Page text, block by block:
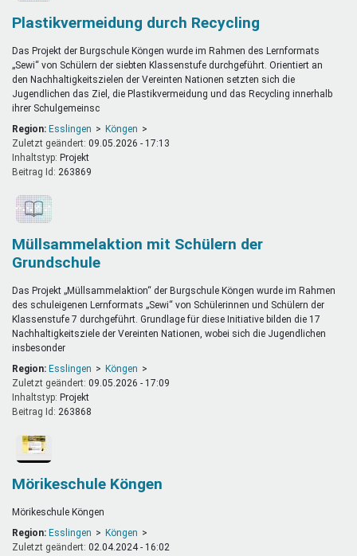
Plastikvermeidung durch Recycling
Das Projekt der Burgschule Köngen wurde im Rahmen des Lernformats
„Sewi“ von Schülern der siebten Klassenstufe durchgeführt. Orientiert an
den Nachhaltigkeitszielen der Vereinten Nationen setzten sich die
Jugendlichen das Ziel, die Plastikvermeidung und das Recycling innerhalb
ihrer Schulgemeinsc
Region: Esslingen
Köngen
Zuletzt geändert: 09.05.2026 - 17:13
Inhaltstyp:
projekt
Beitrag Id: 263869
Müllsammelaktion mit Schülern der
Grundschule
Das Projekt „Müllsammelaktion“ der Burgschule Köngen wurde im Rahmen
des schuleigenen Lernformats „Sewi“ von Schülerinnen und Schülern der
Klassenstufe 7 durchgeführt. Grundlage für diese Initiative bilden die 17
Nachhaltigkeitsziele der Vereinten Nationen, wobei sich die Jugendlichen
insbesonder
Region: Esslingen
Köngen
Zuletzt geändert: 09.05.2026 - 17:09
Inhaltstyp:
projekt
Beitrag Id: 263868
Mörikeschule Köngen
Mörikeschule Köngen
Region: Esslingen
Köngen
Zuletzt geändert: 02.04.2024 - 16:02